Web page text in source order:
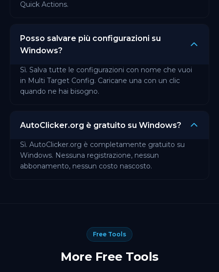
Quick Actions.
Posso salvare più configurazioni su
Windows?
Sì. Salva tutte le configurazioni con nome che vuoi
in Multi Target Config. Caricane una con un clic
quando ne hai bisogno.
AutoClicker.org è gratuito su Windows?
Sì. AutoClicker.org è completamente gratuito su
Windows. Nessuna registrazione, nessun
abbonamento, nessun costo nascosto.
Free Tools
More Free Tools